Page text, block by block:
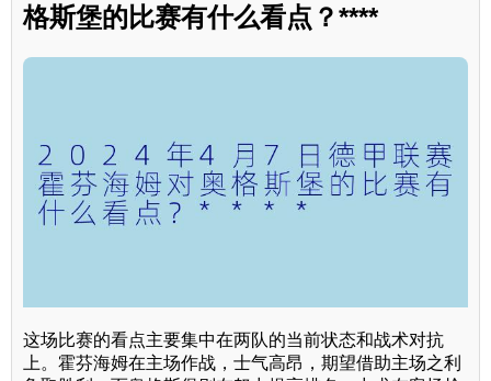
格斯堡的比赛有什么看点？****
这场比赛的看点主要集中在两队的当前状态和战术对抗
上。霍芬海姆在主场作战，士气高昂，期望借助主场之利